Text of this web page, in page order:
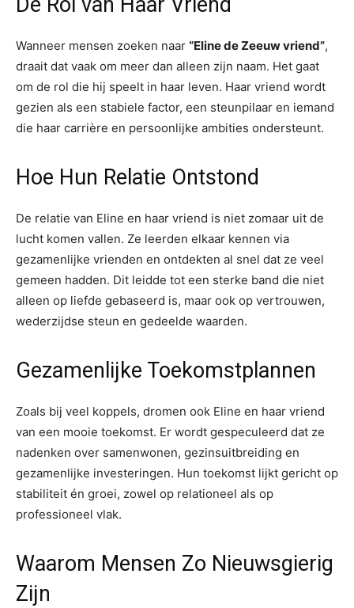
De Rol van Haar Vriend
Wanneer mensen zoeken naar “Eline de Zeeuw vriend”,
draait dat vaak om meer dan alleen zijn naam. Het gaat
om de rol die hij speelt in haar leven. Haar vriend wordt
gezien als een stabiele factor, een steunpilaar en iemand
die haar carrière en persoonlijke ambities ondersteunt.
Hoe Hun Relatie Ontstond
De relatie van Eline en haar vriend is niet zomaar uit de
lucht komen vallen. Ze leerden elkaar kennen via
gezamenlijke vrienden en ontdekten al snel dat ze veel
gemeen hadden. Dit leidde tot een sterke band die niet
alleen op liefde gebaseerd is, maar ook op vertrouwen,
wederzijdse steun en gedeelde waarden.
Gezamenlijke Toekomstplannen
Zoals bij veel koppels, dromen ook Eline en haar vriend
van een mooie toekomst. Er wordt gespeculeerd dat ze
nadenken over samenwonen, gezinsuitbreiding en
gezamenlijke investeringen. Hun toekomst lijkt gericht op
stabiliteit én groei, zowel op relationeel als op
professioneel vlak.
Waarom Mensen Zo Nieuwsgierig
Zijn